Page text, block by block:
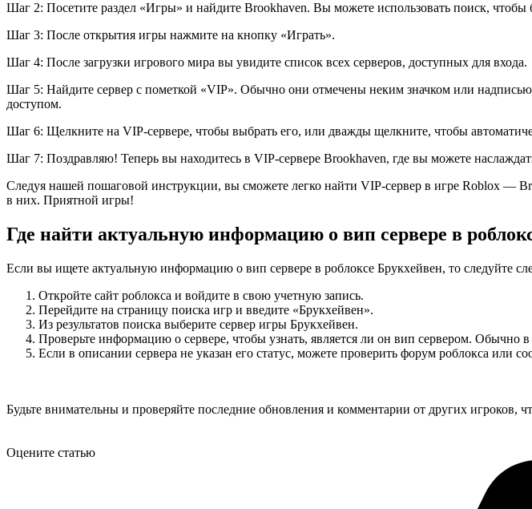
Шаг 2: Посетите раздел «Игры» и найдите Brookhaven. Вы можете использовать поиск, чтобы
Шаг 3: После открытия игры нажмите на кнопку «Играть».
Шаг 4: После загрузки игрового мира вы увидите список всех серверов, доступных для входа.
Шаг 5: Найдите сервер с пометкой «VIP». Обычно они отмечены неким значком или
доступом.
Шаг 6: Щелкните на VIP-сервере, чтобы выбрать его, или дважды щелкните, чтобы
Шаг 7: Поздравляю! Теперь вы находитесь в VIP-сервере Brookhaven, где вы можете
Следуя нашей пошаговой инструкции, вы сможете легко найти VIP-сервер в игре Roblox —
в них. Приятной игры!
Где найти актуальную информацию о вип сервере в
Если вы ищете актуальную информацию о вип сервере в роблоксе Брукхейвен, то следуйте
Откройте сайт роблокса и войдите в свою учетную запись.
Перейдите на страницу поиска игр и введите «Брукхейвен».
Из результатов поиска выберите сервер игры Брукхейвен.
Проверьте информацию о сервере, чтобы узнать, является ли он вип сервером. Обычно
Если в описании сервера не указан его статус, можете проверить форум роблокса или
Будьте внимательны и проверяйте последние обновления и комментарии от других игроков,
Оцените статью